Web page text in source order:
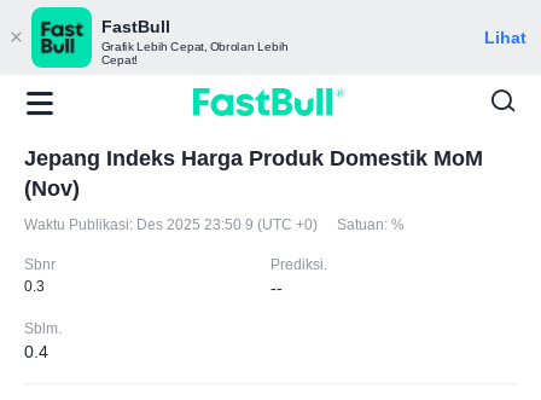
FastBull
Grafik Lebih Cepat, Obrolan Lebih
Cepat!
Lihat
Jepang Indeks Harga Produk Domestik MoM
(Nov)
Waktu Publikasi: Des 2025 23:50 9 (UTC +0) Satuan: %
Sbnr
0.3
Prediksi.
--
Sblm.
0.4